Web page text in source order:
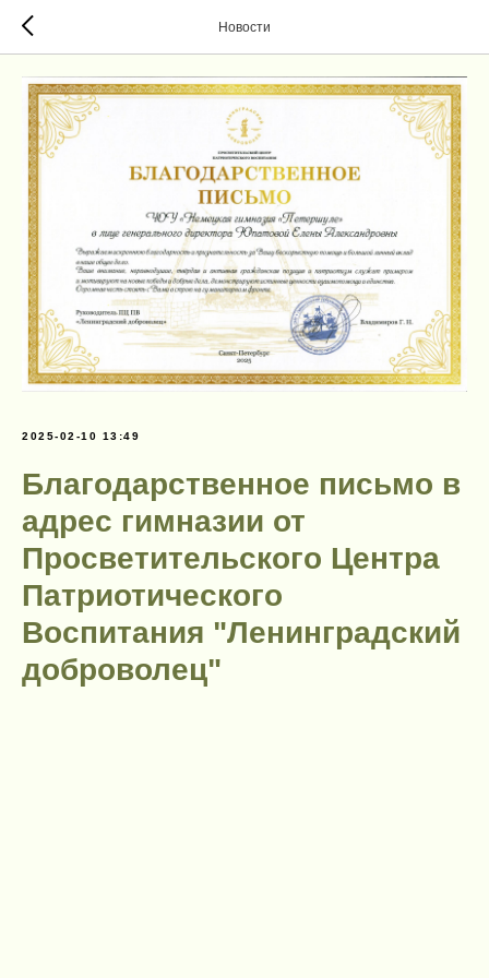
Новости
2025-02-10 13:49
Благодарственное письмо в
адрес гимназии от
Просветительского Центра
Патриотического
Воспитания "Ленинградский
доброволец"